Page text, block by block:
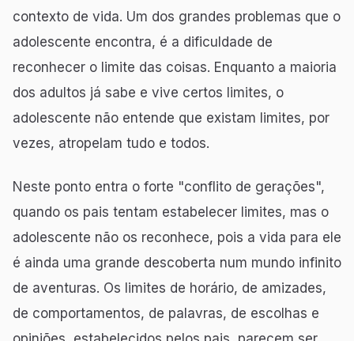
contexto de vida. Um dos grandes problemas que o
adolescente encontra, é a dificuldade de
reconhecer o limite das coisas. Enquanto a maioria
dos adultos já sabe e vive certos limites, o
adolescente não entende que existam limites, por
vezes, atropelam tudo e todos.
Neste ponto entra o forte "conflito de gerações",
quando os pais tentam estabelecer limites, mas o
adolescente não os reconhece, pois a vida para ele
é ainda uma grande descoberta num mundo infinito
de aventuras. Os limites de horário, de amizades,
de comportamentos, de palavras, de escolhas e